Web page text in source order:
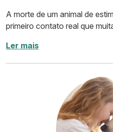
A morte de um animal de
primeiro contato real que
Ler mais